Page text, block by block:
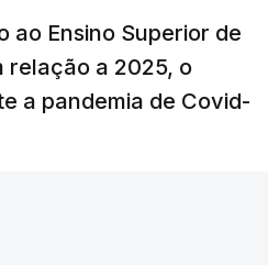
têm sido marcadas por
na próxima semana.
ao Ensino Superior de
relação a 2025, o
a pandemia de Covid-